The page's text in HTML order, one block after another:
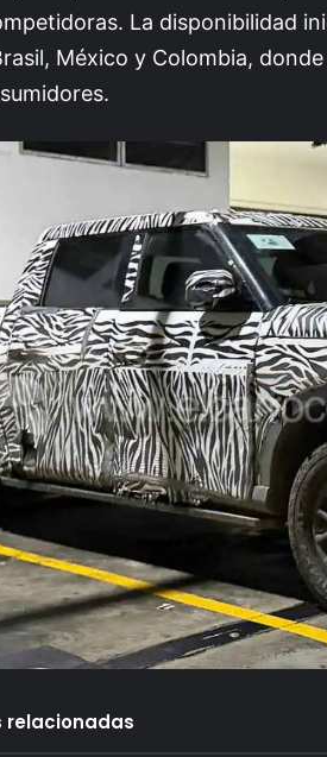
La disponibilidad
México y Colombia,
relacionadas